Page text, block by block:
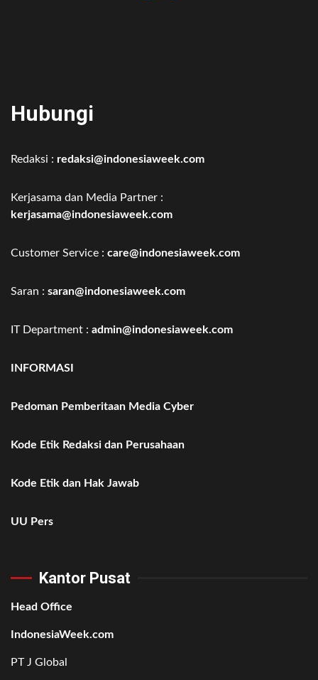
Hubungi
Redaksi : redaksi@indonesiaweek.com
Kerjasama dan Media Partner :
kerjasama@indonesiaweek.com
Customer Service : care@indonesiaweek.com
Saran : saran@indonesiaweek.com
IT Department : admin@indonesiaweek.com
INFORMASI
Pedoman Pemberitaan Media Cyber
Kode Etik Redaksi dan Perusahaan
Kode Etik dan Hak Jawab
UU Pers
Kantor Pusat
Head Office
IndonesiaWeek.com
PT J Global